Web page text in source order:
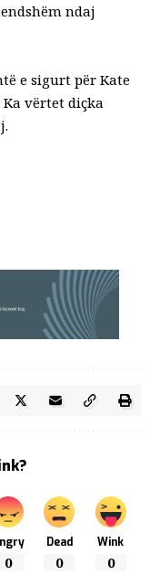
ndaj
e sigurt për Kate
vërtet diçka
0
Dead
0
Wink
0